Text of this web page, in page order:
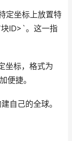
定坐标上放置特
ID>`。这一指
坐标，格式为
便捷。
自己的全球。